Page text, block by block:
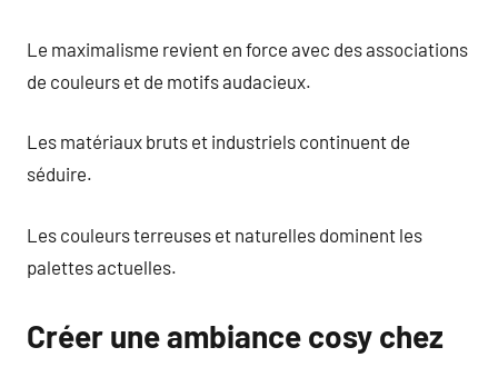
Le maximalisme revient en force avec des associations
de couleurs et de motifs audacieux.
Les matériaux bruts et industriels continuent de
séduire.
Les couleurs terreuses et naturelles dominent les
palettes actuelles.
Créer une ambiance cosy chez